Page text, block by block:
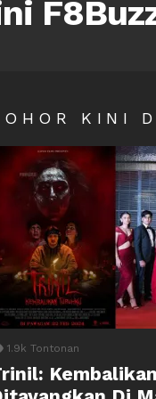
KINI
1.9k Tontonan